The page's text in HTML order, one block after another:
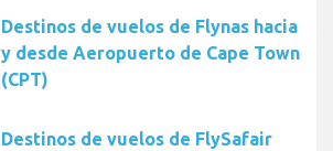
Destinos de vuelos de Flynas hacia
y desde Aeropuerto de Cape Town
(CPT)
Destinos de vuelos de FlySafair